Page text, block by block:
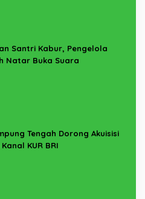
Santri Kabur, Pengelola
Natar Buka Suara
Tengah Dorong Akuisisi
KUR BRI